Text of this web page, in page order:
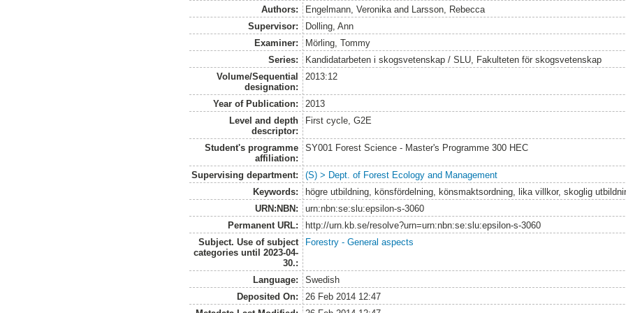
Authors: Engelmann, Veronikaand Larsson, Rebecca
Supervisor:
Dolling, Ann
Examiner:
Mörling, Tommy
Series:
Kandidatarbeten i skogsvetenskap / SLU, Fakulteten för skogsvetenskap
Volume/Sequential
designation:
2013:12
Year of Publication:
2013
Level and depth
descriptor:
First cycle, G2E
Student's programme
affiliation:
SY001 Forest Science - Master's Programme 300 HEC
Supervising department:
(S) > Dept. of Forest Ecology and Management
Keywords:
högre utbildning, könsfördelning, könsmaktsordning, lika villkor, skoglig
URN:NBN:
urn:nbn:se:slu:epsilon-s-3060
Permanent URL:
http://urn.kb.se/resolve?urn=urn:nbn:se:slu:epsilon-s-3060
Subject. Use of subject
categories until 2023-04-
30.:
Forestry - General aspects
Language:
Swedish
Deposited On:
26 Feb 2014 12:47